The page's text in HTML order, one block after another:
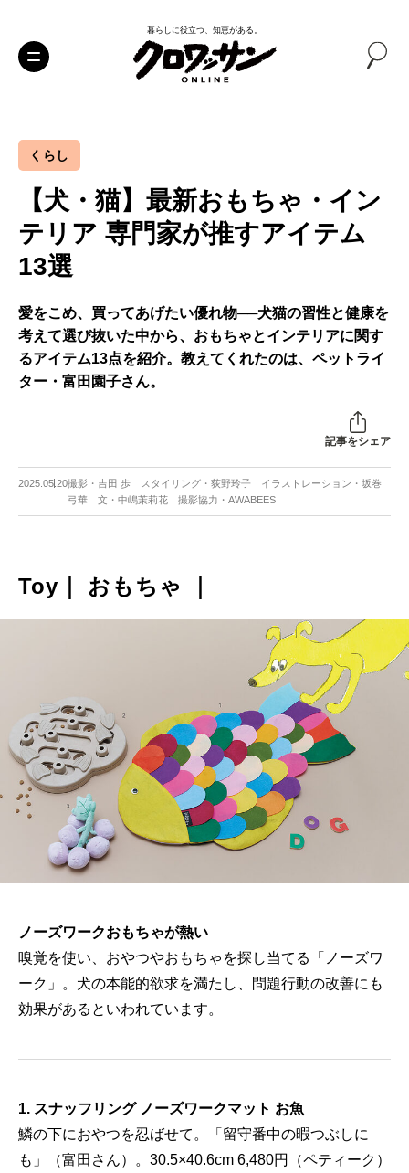
暮らしに役立つ、知恵がある。
くらし
【犬・猫】最新おもちゃ・イン
テリア 専門家が推すアイテム
13選
愛をこめ、買ってあげたい優れ物──犬猫の習性と健康を
考えて選び抜いた中から、おもちゃとインテリアに関す
るアイテム13点を紹介。教えてくれたのは、ペットライ
ター・富田園子さん。
記事をシェア
2025.05.20撮影・吉田 歩 スタイリング・荻野玲子 イラストレーション・坂巻
弓華 文・中嶋茉莉花 撮影協力・AWABEES
Toy｜ おもちゃ ｜
ノーズワークおもちゃが熱い
嗅覚を使い、おやつやおもちゃを探し当てる「ノーズワ
ーク」。犬の本能的欲求を満たし、問題行動の改善にも
効果があるといわれています。
1. スナッフリング ノーズワークマット お魚
鱗の下におやつを忍ばせて。「留守番中の暇つぶしに
も」（富田さん）。30.5×40.6cm 6,480円（ペティーク）